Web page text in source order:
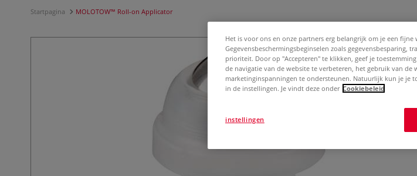
Startpagina MOLOTOW™ Roll-on Applicator
Het is voor ons en onze partners erg belangrijk om je een
Gegevensbeschermingsbeginselen zoals gegevensbesparing,
prioriteit. Door op "Accepteren" te klikken, geef je
de navigatie van de website te verbeteren, het gebruik van de
marketinginspanningen te ondersteunen. Natuurlijk kun je je
in de instellingen. Je vindt deze onder Cookiebeleid
instellingen